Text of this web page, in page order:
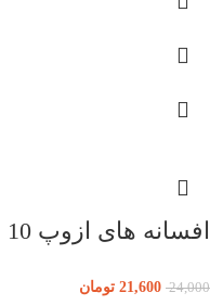
افسانه های ازوپ 10
24,000
21,600 تومان